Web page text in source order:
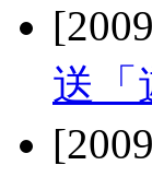
送「